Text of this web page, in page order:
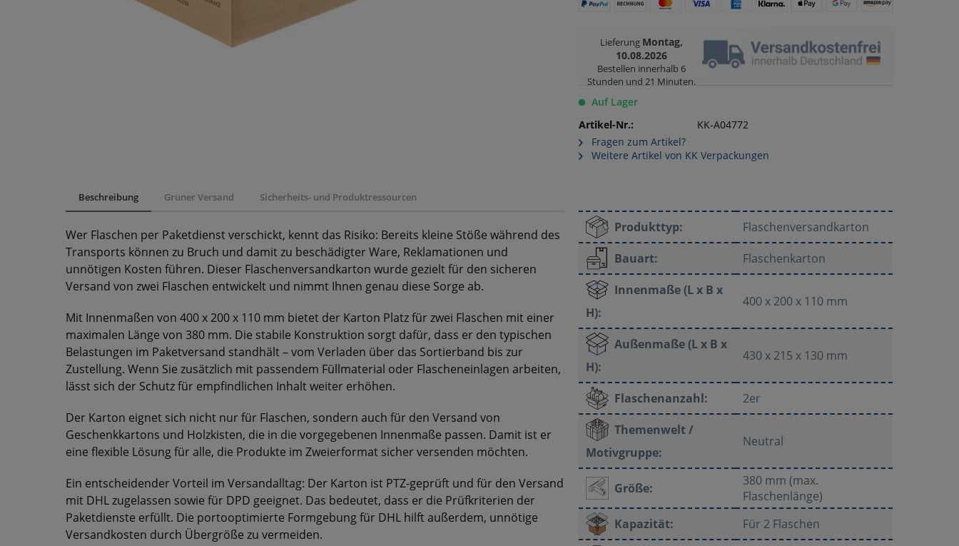
Lieferung Montag,
10.08.2026
Bestellen innerhalb 6
Stunden und 21 Minuten.
Auf Lager
Artikel-Nr.:
KK-A04772
Fragen zum Artikel?
Weitere Artikel von KK Verpackungen
Beschreibung Grüner Versand Sicherheits- und Produktressourcen
Wer Flaschen per Paketdienst verschickt, kennt das Risiko: Bereits kleine Stöße während des
Transports können zu Bruch und damit zu beschädigter Ware, Reklamationen und
unnötigen Kosten führen. Dieser Flaschenversandkarton wurde gezielt für den sicheren
Versand von zwei Flaschen entwickelt und nimmt Ihnen genau diese Sorge ab.
Mit Innenmaßen von 400 x 200 x 110 mm bietet der Karton Platz für zwei Flaschen mit einer
maximalen Länge von 380 mm. Die stabile Konstruktion sorgt dafür, dass er den typischen
Belastungen im Paketversand standhält – vom Verladen über das Sortierband bis zur
Zustellung. Wenn Sie zusätzlich mit passendem Füllmaterial oder Flascheneinlagen arbeiten,
lässt sich der Schutz für empfindlichen Inhalt weiter erhöhen.
Der Karton eignet sich nicht nur für Flaschen, sondern auch für den Versand von
Geschenkkartons und Holzkisten, die in die vorgegebenen Innenmaße passen. Damit ist er
eine flexible Lösung für alle, die Produkte im Zweierformat sicher versenden möchten.
Ein entscheidender Vorteil im Versandalltag: Der Karton ist PTZ-geprüft und für den Versand
mit DHL zugelassen sowie für DPD geeignet. Das bedeutet, dass er die Prüfkriterien der
Paketdienste erfüllt. Die portooptimierte Formgebung für DHL hilft außerdem, unnötige
Versandkosten durch Übergröße zu vermeiden.
Produkttyp:
Flaschenversandkarton
Bauart:
Flaschenkarton
Innenmaße (L x B x
H):
400 x 200 x 110 mm
Außenmaße (L x B x
H):
430 x 215 x 130 mm
Flaschenanzahl:
2er
Themenwelt /
Motivgruppe:
Neutral
Größe:
380 mm (max.
Flaschenlänge)
Kapazität:
Für 2 Flaschen